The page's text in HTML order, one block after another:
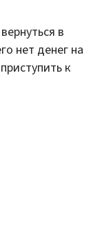
в
нет денег на
к